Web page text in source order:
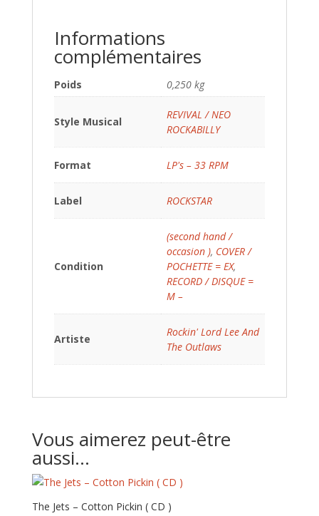
Informations
complémentaires
Poids 0,250 kg
Style Musical
REVIVAL / NEO
ROCKABILLY
Format LP's – 33 RPM
Label ROCKSTAR
Condition
(second hand /
occasion ), COVER /
POCHETTE = EX,
RECORD / DISQUE =
M –
Artiste
Rockin' Lord Lee And
The Outlaws
Vous aimerez peut-être
aussi…
The Jets – Cotton Pickin ( CD )